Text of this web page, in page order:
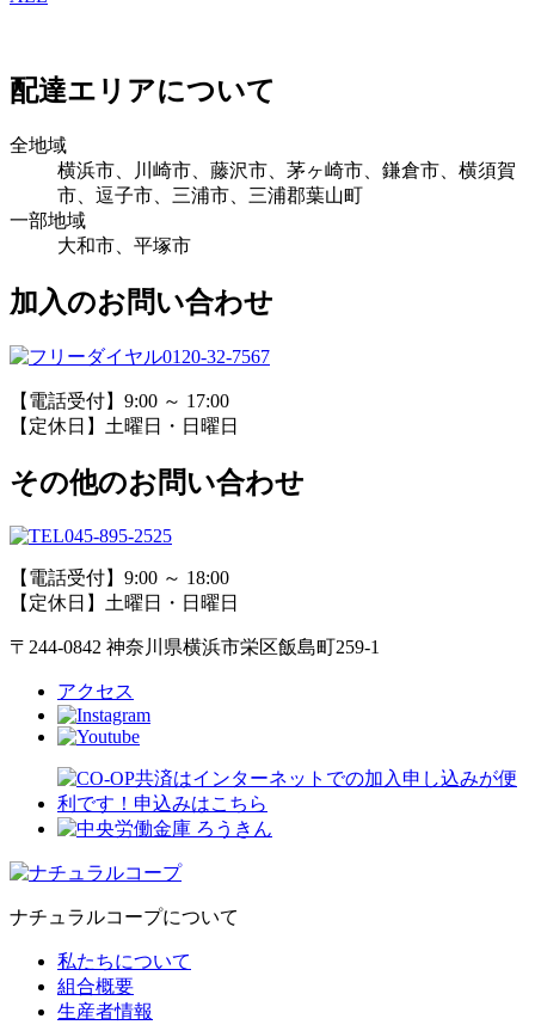
配達エリアについて
全地域
横浜市、川崎市、藤沢市、茅ヶ崎市、鎌倉市、横須賀
市、逗子市、三浦市、三浦郡葉山町
一部地域
大和市、平塚市
加入のお問い合わせ
0120-32-7567
【電話受付】9:00 ～ 17:00
【定休日】土曜日・日曜日
その他のお問い合わせ
045-895-2525
【電話受付】9:00 ～ 18:00
【定休日】土曜日・日曜日
〒244-0842 神奈川県横浜市栄区飯島町259-1
アクセス
ナチュラルコープについて
私たちについて
組合概要
生産者情報